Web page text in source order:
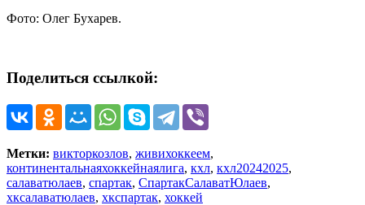
Фото: Олег Бухарев.
Поделиться ссылкой:
Метки: викторкозлов, живихоккеем,
континентальнаяхоккейнаялига, кхл, кхл20242025,
салаватюлаев, спартак, СпартакСалаватЮлаев,
хксалаватюлаев, хкспартак, хоккей